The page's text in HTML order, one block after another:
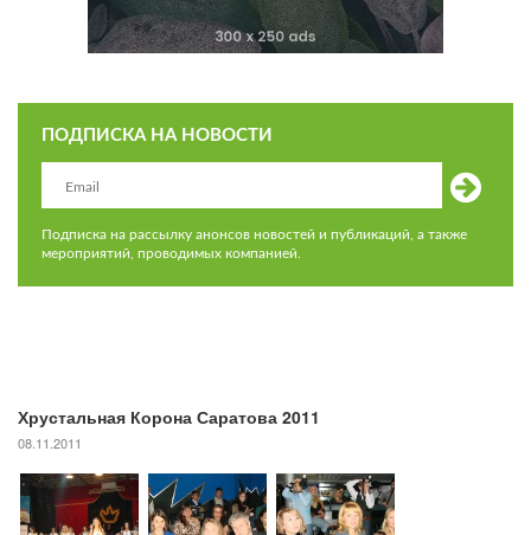
ПОДПИСКА НА НОВОСТИ
Подписка на рассылку анонсов новостей и публикаций, а также
мероприятий, проводимых компанией.
Хрустальная Корона Саратова 2011
08.11.2011